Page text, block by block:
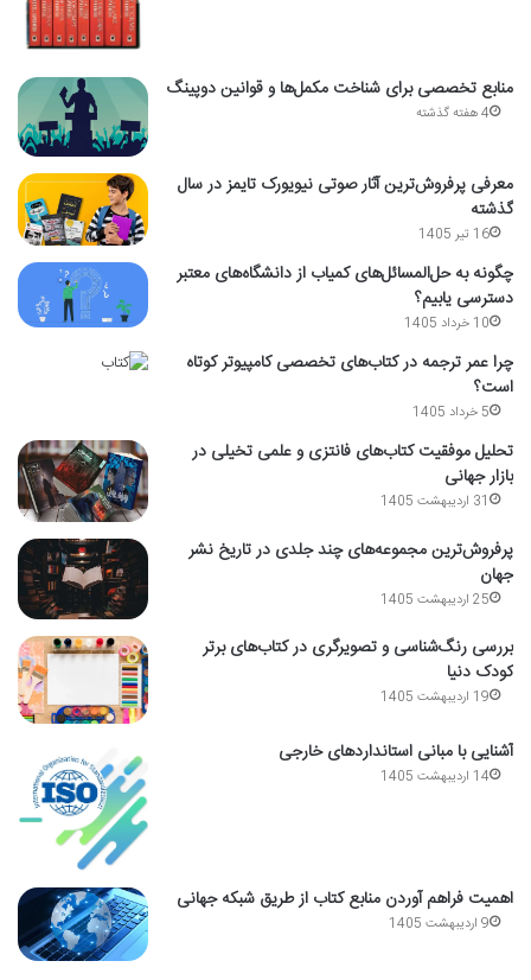
منابع تخصصی برای شناخت مکمل‌ها و قوانین دوپینگ
4 هفته گذشته
معرفی پرفروش‌ترین آثار صوتی نیویورک تایمز در سال
گذشته
16 تیر 1405
چگونه به حل‌المسائل‌های کمیاب از دانشگاه‌های معتبر
دسترسی یابیم؟
10 خرداد 1405
چرا عمر ترجمه در کتاب‌های تخصصی کامپیوتر کوتاه
است؟
5 خرداد 1405
تحلیل موفقیت کتاب‌های فانتزی و علمی تخیلی در
بازار جهانی
31 اردیبهشت 1405
پرفروش‌ترین مجموعه‌های چند جلدی در تاریخ نشر
جهان
25 اردیبهشت 1405
بررسی رنگ‌شناسی و تصویرگری در کتاب‌های برتر
کودک دنیا
19 اردیبهشت 1405
آشنایی با مبانی استانداردهای خارجی
14 اردیبهشت 1405
اهمیت فراهم آوردن منابع کتاب از طریق شبکه جهانی
9 اردیبهشت 1405